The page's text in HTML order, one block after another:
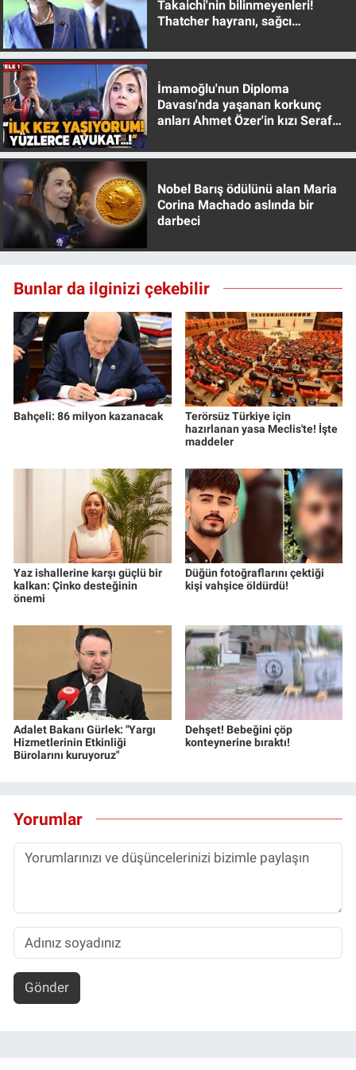
Takaichi'nin bilinmeyenleri!
Thatcher hayranı, sağcı
İmamoğlu'nun Diploma
Davası'nda yaşanan korkunç
anları Ahmet Özer'in kızı Seraf
Nobel Barış ödülünü alan Maria
Corina Machado aslında bir
darbeci
Bunlar da ilginizi çekebilir
Bahçeli: 86 milyon kazanacak
Terörsüz Türkiye için
hazırlanan yasa Meclis'te! İşte
maddeler
Yaz ishallerine karşı güçlü bir
kalkan: Çinko desteğinin
önemi
Düğün fotoğraflarını çektiği
kişi vahşice öldürdü!
Adalet Bakanı Gürlek: "Yargı
Hizmetlerinin Etkinliği
Bürolarını kuruyoruz"
Dehşet! Bebeğini çöp
konteynerine bıraktı!
Yorumlar
Gönder